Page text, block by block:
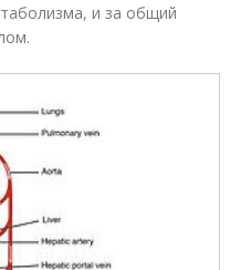
и за общий